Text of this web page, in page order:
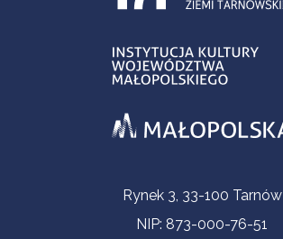
Informacje kontaktoweRynek 3, 33-100 Tarnów
NIP: 873-000-76-51